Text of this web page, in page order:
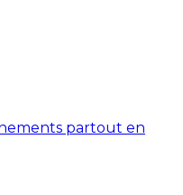
partout en